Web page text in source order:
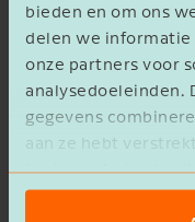
bieden en om ons
delen we informatie
onze partners voor
analysedoeleinden.
gegevens
aan ze hebt
basis van het
Ik ga akkoord met
Verzenden